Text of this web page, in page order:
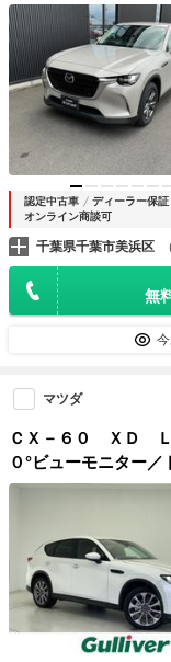
Ｄ パワーステアリ
ヒーター パワーウ
エアバッグ
認定中古車 ディーラー保証
オンライン商談可
千葉県千葉市美浜区
無
マツダ
ＣＸ－６０ ＸＤ Ｌ
０°ビューモニター
／ブラインドスポッ
ト／パワーバックド